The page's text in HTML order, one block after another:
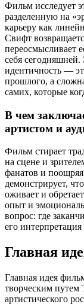
Фильм исследует
разделенную на
карьеру как
Свифт
переосмысливает
себя
идентичность —
прошлого, а
самих, которые
В чем
артистом и
Фильм стирает
на сцене и
фанатов и
демонстрирует,
оживает и
опыт и
вопрос: где
его
Главная
Главная идея
творческим путем
артистического